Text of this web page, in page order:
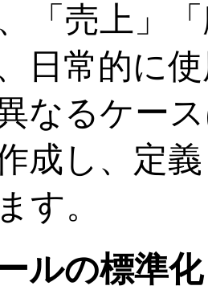
「売上」
日常的に
なるケー
成し、定
す。
ルの標準化